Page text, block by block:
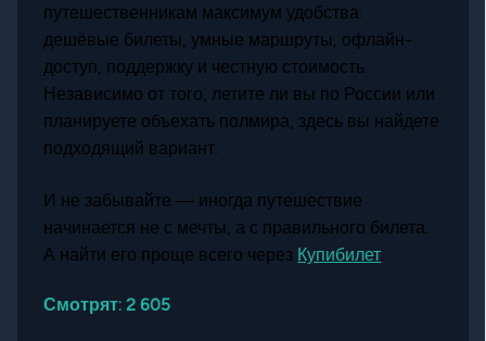
путешественникам максимум удобства:
дешёвые билеты, умные маршруты, офлайн-
доступ, поддержку и честную стоимость.
Независимо от того, летите ли вы по России или
планируете объехать полмира, здесь вы найдете
подходящий вариант.
И не забывайте — иногда путешествие
начинается не с мечты, а с правильного билета.
А найти его проще всего через Купибилет.
Смотрят: 2 605